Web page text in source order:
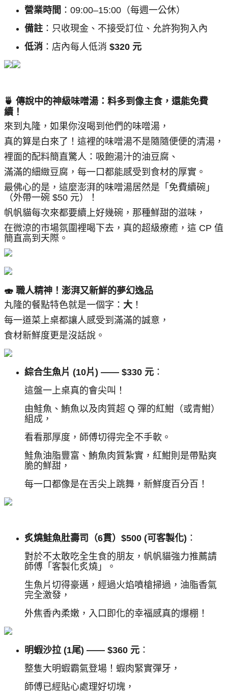
營業時間 ：09:00–15:00（每週一公休）
備註 ：只收現金、不接受訂位、允許狗狗入內
低消 ：店內每人低消 $320 元
🍵 傳說中的神級味噌湯：料多到像主食，還能免費
續！
來到丸隆，如果你沒喝到他們的味噌湯，
真的算是白來了！這裡的味噌湯不是隨隨便便的清湯，
裡面的配料簡直驚人：吸飽湯汁的油豆腐、
滿滿的細緻豆腐，每一口都能感受到食材的厚實。
最佛心的是，這麼澎湃的味噌湯居然是「免費續碗」
（外帶一碗 $50 元）！
帆帆貓每次來都要續上好幾碗，那種鮮甜的滋味，
在微涼的市場氛圍裡喝下去，真的超級療癒，這 CP 值
簡直高到天際。
🍣 職人精神！澎湃又新鮮的夢幻逸品
丸隆的餐點特色就是一個字： 大 ！
每一道菜上桌都讓人感受到滿滿的誠意，
食材新鮮度更是沒話說。
綜合生魚片 (10片) —— $330 元 ：
這盤一上桌真的會尖叫！
由鮭魚、鮪魚以及肉質超 Q 彈的紅魽（或青魽）
組成，
看看那厚度，師傅切得完全不手軟。
鮭魚油脂豐富、鮪魚肉質紮實，紅魽則是帶點爽
脆的鮮甜，
每一口都像是在舌尖上跳舞，新鮮度百分百！
炙燒鮭魚肚壽司（6貫）$500 (可客製化) ：
對於不太敢吃全生食的朋友，帆帆貓強力推薦請
師傅「客製化炙燒」。
生魚片切得豪邁，經過火焰噴槍掃過，油脂香氣
完全激發，
外焦香內柔嫩，入口即化的幸福感真的爆棚！
明蝦沙拉 (1尾) —— $360 元 ：
整隻大明蝦霸氣登場！蝦肉緊實彈牙，
師傅已經貼心處理好切塊，